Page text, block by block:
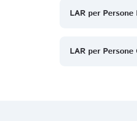
LAR per Persone
LAR per Persone